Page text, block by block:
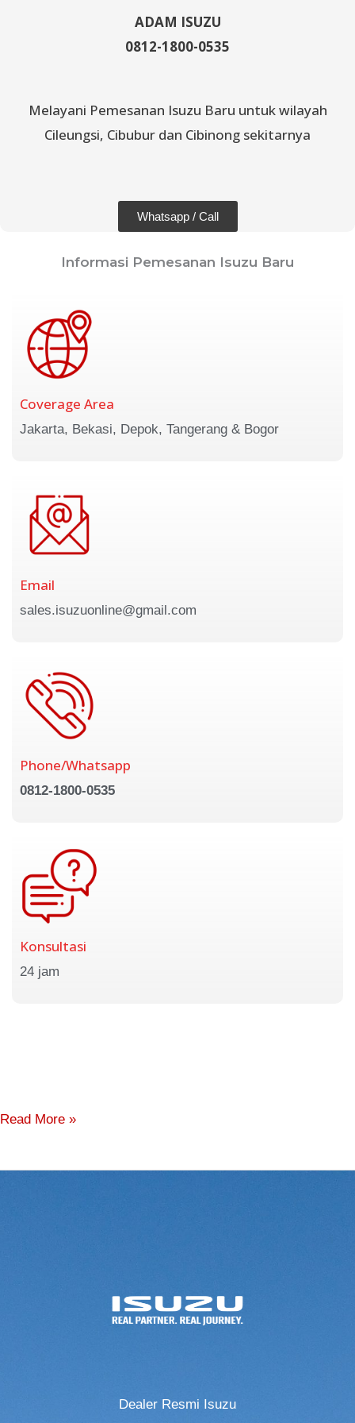
ADAM ISUZU
0812-1800-0535
Melayani Pemesanan Isuzu Baru untuk wilayah
Cileungsi, Cibubur dan Cibinong sekitarnya
Whatsapp / Call
Informasi Pemesanan Isuzu Baru
Coverage Area
Jakarta, Bekasi, Depok, Tangerang & Bogor
Email
sales.isuzuonline@gmail.com
Phone/Whatsapp
0812-1800-0535
Konsultasi
24 jam
Read More »
Dealer Resmi Isuzu